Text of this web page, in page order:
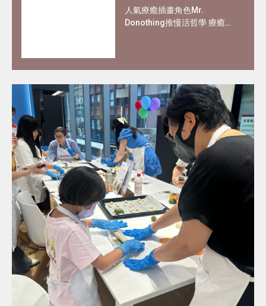
人氣療癒插畫角色Mr.
Donothing推慢活哲學 療癒在